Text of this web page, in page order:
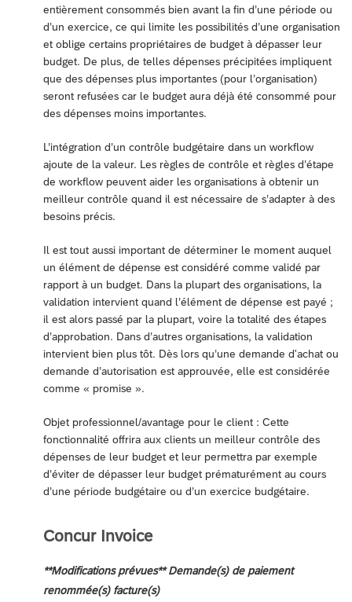
entièrement consommés bien avant la fin d’une période ou
d’un exercice, ce qui limite les possibilités d’une organisation
et oblige certains propriétaires de budget à dépasser leur
budget. De plus, de telles dépenses précipitées impliquent
que des dépenses plus importantes (pour l’organisation)
seront refusées car le budget aura déjà été consommé pour
des dépenses moins importantes.
L’intégration d’un contrôle budgétaire dans un workflow
ajoute de la valeur. Les règles de contrôle et règles d’étape
de workflow peuvent aider les organisations à obtenir un
meilleur contrôle quand il est nécessaire de s’adapter à des
besoins précis.
Il est tout aussi important de déterminer le moment auquel
un élément de dépense est considéré comme validé par
rapport à un budget. Dans la plupart des organisations, la
validation intervient quand l’élément de dépense est payé ;
il est alors passé par la plupart, voire la totalité des étapes
d’approbation. Dans d’autres organisations, la validation
intervient bien plus tôt. Dès lors qu’une demande d'achat ou
demande d’autorisation est approuvée, elle est considérée
comme « promise ».
Objet professionnel/avantage pour le client : Cette
fonctionnalité offrira aux clients un meilleur contrôle des
dépenses de leur budget et leur permettra par exemple
d’éviter de dépasser leur budget prématurément au cours
d’une période budgétaire ou d’un exercice budgétaire.
Concur Invoice
**Modifications prévues** Demande(s) de paiement
renommée(s) facture(s)